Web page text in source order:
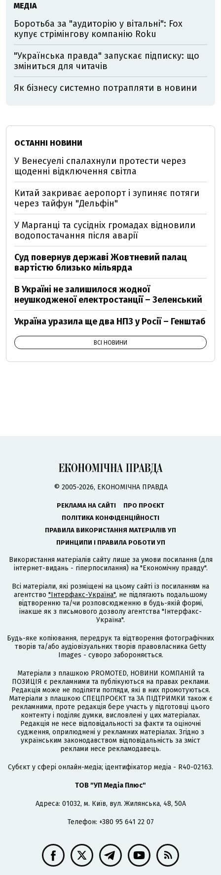
МЕДІА
Боротьба за "аудиторію у вітальні": Fox
купує стрімінгову компанію Roku
"Українська правда" запускає підписку: що
зміниться для читачів
Як бізнесу системно потрапляти в новини
ОСТАННІ НОВИНИ
У Венесуелі спалахнули протести через
щоденні відключення світла
Китай закриває аеропорт і зупиняє потяги
через тайфун "Дельфін"
У Марганці та сусідніх громадах відновили
водопостачання після аварії
Суд повернув державі Жовтневий палац
вартістю близько мільярда
В Україні не залишилося жодної
неушкодженої електростанції – Зеленський
Україна уразила ще два НПЗ у Росії – Генштаб
ВСІ НОВИНИ
© 2005-2026, ЕКОНОМІЧНА ПРАВДА
РЕКЛАМА НА САЙТІ
ПРО ПРОЄКТ
ПОЛІТИКА КОНФІДЕНЦІЙНОСТІ
ПРАВИЛА ВИКОРИСТАННЯ МАТЕРІАЛІВ УП
ПРИНЦИПИ І ПРАВИЛА РОБОТИ УП
Використання матеріалів сайту лише за умови посилання (для
інтернет-видань - гіперпосилання) на "Економічну правду".
Всі матеріали, які розміщені на цьому сайті із посиланням на
агентство "Інтерфакс-Україна", не підлягають подальшому
відтворенню та/чи розповсюдженню в будь-якій формі,
інакше як з письмового дозволу агентства "Інтерфакс-
Україна".
Будь-яке копіювання, передрук та відтворення фотографічних
творів та/або аудіовізуальних творів правовласника Getty
Images - суворо забороняється.
Матеріали з плашкою PROMOTED, НОВИНИ КОМПАНІЙ та
ПОЗИЦІЯ є рекламними та публікуються на правах реклами.
Редакція може не поділяти погляди, які в них промотуються.
Матеріали з плашкою СПЕЦПРОЄКТ та ЗА ПІДТРИМКИ також є
рекламними, проте редакція бере участь у підготовці цього
контенту і поділяє думки, висловлені у цих матеріалах.
Редакція не несе відповідальності за факти та оціночні
судження, оприлюднені у рекламних матеріалах. Згідно з
українським законодавством відповідальність за зміст
реклами несе рекламодавець.
Cубєкт у сфері онлайн-медіа; ідентифікатор медіа - R40-02163.
ТОВ "УП Медіа Плюс"
Адреса: 01032, м. Київ, вул. Жилянська, 48, 50А
Телефон: +380 95 641 22 07